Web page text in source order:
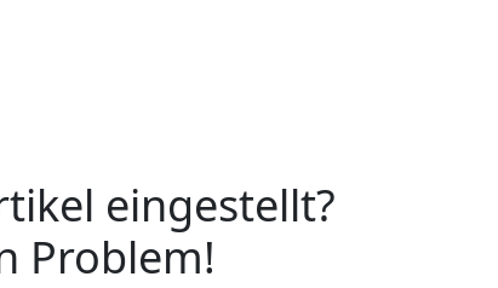
eingestellt?
Problem!